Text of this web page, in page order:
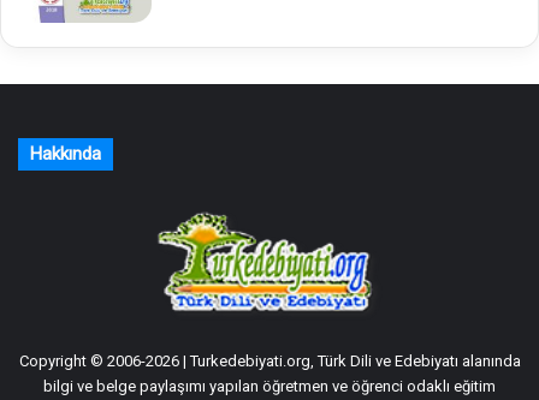
Hakkında
Copyright © 2006-2026 | Turkedebiyati.org, Türk Dili ve Edebiyatı alanında
bilgi ve belge paylaşımı yapılan öğretmen ve öğrenci odaklı eğitim